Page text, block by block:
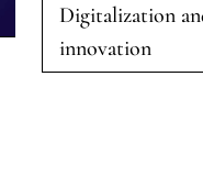
Digitalization
innovation